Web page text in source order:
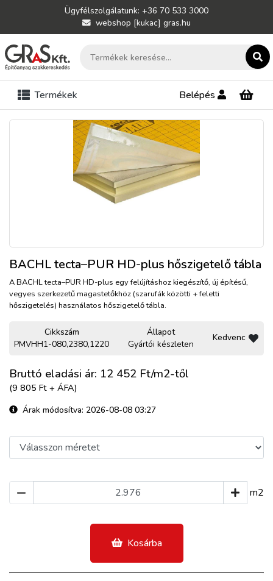
Ügyfélszolgálatunk: +36 70 533 3000
webshop [kukac] gras.hu
Termékek Belépés
BACHL tecta–PUR HD-plus hőszigetelő tábla
A BACHL tecta–PUR HD-plus egy felújításhoz kiegészítő, új építésű,
vegyes szerkezetű magastetőkhöz (szarufák közötti + feletti
hőszigetelés) használatos hőszigetelő tábla.
Cikkszám
PMVHH1-080,2380,1220
Állapot
Gyártói készleten
Kedvenc
Bruttó eladási ár: 12 452 Ft/m2-től
(9 805 Ft + ÁFA)
Árak módosítva: 2026-08-08 03:27
m2
Kosárba